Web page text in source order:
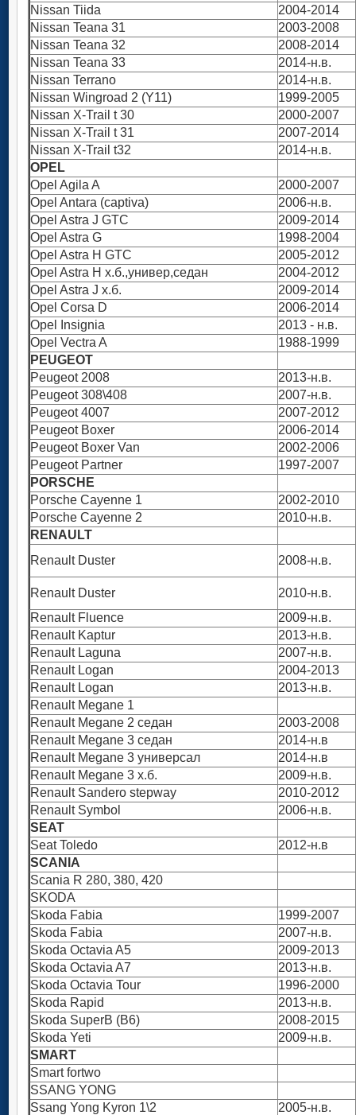
Nissan Tiida
2004-2014
Nissan Teana 31
2003-2008
Nissan Teana 32
2008-2014
Nissan Teana 33
2014-н.в.
Nissan Terrano
2014-н.в.
Nissan Wingroad 2 (Y11)
1999-2005
Nissan X-Trail t 30
2000-2007
Nissan X-Trail t 31
2007-2014
Nissan X-Trail t32
2014-н.в.
OPEL
Opel Agila A
2000-2007
Opel Antara (captiva)
2006-н.в.
Opel Astra J GTC
2009-2014
Opel Astra G
1998-2004
Opel Astra H GTC
2005-2012
Opel Astra H х.б.,универ,седан
2004-2012
Opel Astra J х.б.
2009-2014
Opel Corsa D
2006-2014
Opel Insignia
2013 - н.в.
Opel Vectra A
1988-1999
PEUGEOT
Peugeot 2008
2013-н.в.
Peugeot 308\408
2007-н.в.
Peugeot 4007
2007-2012
Peugeot Boxer
2006-2014
Peugeot Boxer Van
2002-2006
Peugeot Partner
1997-2007
PORSCHE
Porsche Cayenne 1
2002-2010
Porsche Cayenne 2
2010-н.в.
RENAULT
Renault Duster
2008-н.в.
Renault Duster
2010-н.в.
Renault Fluence
2009-н.в.
Renault Kaptur
2013-н.в.
Renault Laguna
2007-н.в.
Renault Logan
2004-2013
Renault Logan
2013-н.в.
Renault Megane 1
Renault Megane 2 седан
2003-2008
Renault Megane 3 седан
2014-н.в
Renault Megane 3 универсал
2014-н.в
Renault Megane 3 х.б.
2009-н.в.
Renault Sandero stepway
2010-2012
Renault Symbol
2006-н.в.
SEAT
Seat Toledo
2012-н.в
SCANIA
Scania R 280, 380, 420
SKODA
Skoda Fabia
1999-2007
Skoda Fabia
2007-н.в.
Skoda Octavia A5
2009-2013
Skoda Octavia A7
2013-н.в.
Skoda Octavia Tour
1996-2000
Skoda Rapid
2013-н.в.
Skoda SuperB (B6)
2008-2015
Skoda Yeti
2009-н.в.
SMART
Smart fortwo
SSANG YONG
Ssang Yong Kyron 1\2
2005-н.в.